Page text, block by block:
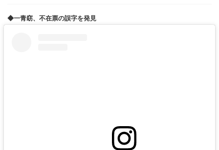
◆一青窈、不在票の誤字を発見